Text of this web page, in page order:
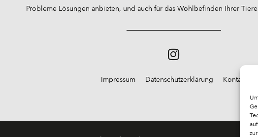
Probleme Lösungen anbieten, und auch für das Wohlbefinden Ihrer
Impressum Datenschutzerklärung Kontakt